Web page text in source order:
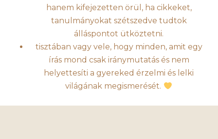
hanem kifejezetten örül, ha cikkeket,
tanulmányokat szétszedve tudtok
álláspontot ütköztetni.
tisztában vagy vele, hogy minden, amit egy
írás mond csak iránymutatás és nem
helyettesíti a gyereked érzelmi és lelki
világának megismerését.